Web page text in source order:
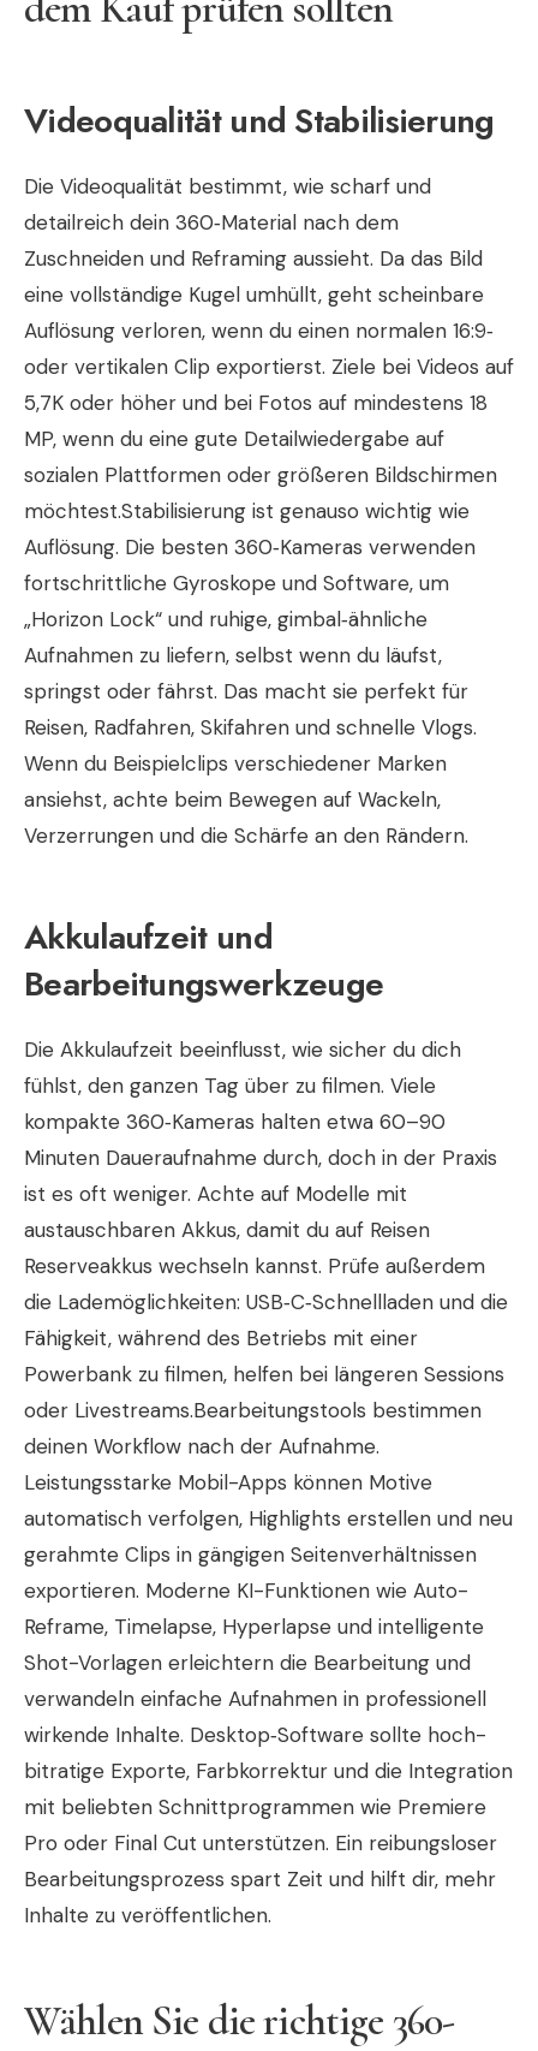
Videoqualität und Stabilisierung
Die Videoqualität bestimmt, wie scharf und
detailreich dein 360‑Material nach dem
Zuschneiden und Reframing aussieht. Da das Bild
eine vollständige Kugel umhüllt, geht scheinbare
Auflösung verloren, wenn du einen normalen 16:9‑
oder vertikalen Clip exportierst. Ziele bei Videos auf
5,7K oder höher und bei Fotos auf mindestens 18
MP, wenn du eine gute Detailwiedergabe auf
sozialen Plattformen oder größeren Bildschirmen
möchtest.Stabilisierung ist genauso wichtig wie
Auflösung. Die besten 360‑Kameras verwenden
fortschrittliche Gyroskope und Software, um
„Horizon Lock“ und ruhige, gimbal‑ähnliche
Aufnahmen zu liefern, selbst wenn du läufst,
springst oder fährst. Das macht sie perfekt für
Reisen, Radfahren, Skifahren und schnelle Vlogs.
Wenn du Beispielclips verschiedener Marken
ansiehst, achte beim Bewegen auf Wackeln,
Verzerrungen und die Schärfe an den Rändern.
Akkulaufzeit und
Bearbeitungswerkzeuge
Die Akkulaufzeit beeinflusst, wie sicher du dich
fühlst, den ganzen Tag über zu filmen. Viele
kompakte 360‑Kameras halten etwa 60–90
Minuten Daueraufnahme durch, doch in der Praxis
ist es oft weniger. Achte auf Modelle mit
austauschbaren Akkus, damit du auf Reisen
Reserveakkus wechseln kannst. Prüfe außerdem
die Lademöglichkeiten: USB‑C‑Schnellladen und die
Fähigkeit, während des Betriebs mit einer
Powerbank zu filmen, helfen bei längeren Sessions
oder Livestreams.Bearbeitungstools bestimmen
deinen Workflow nach der Aufnahme.
Leistungsstarke Mobil-Apps können Motive
automatisch verfolgen, Highlights erstellen und neu
gerahmte Clips in gängigen Seitenverhältnissen
exportieren. Moderne KI-Funktionen wie Auto-
Reframe, Timelapse, Hyperlapse und intelligente
Shot-Vorlagen erleichtern die Bearbeitung und
verwandeln einfache Aufnahmen in professionell
wirkende Inhalte. Desktop‑Software sollte hoch­
bitratige Exporte, Farbkorrektur und die Integration
mit beliebten Schnittprogrammen wie Premiere
Pro oder Final Cut unterstützen. Ein reibungsloser
Bearbeitungsprozess spart Zeit und hilft dir, mehr
Inhalte zu veröffentlichen.
Wählen Sie die richtige 360-